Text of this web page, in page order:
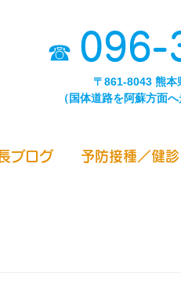
☎ 096-
〒861-8043 熊本
（国体道路を阿蘇方面
ブログ 予防接種／健診